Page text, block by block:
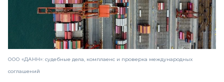
ООО «ДАНН»: судебные дела, комплаенс и проверка международных
соглашений